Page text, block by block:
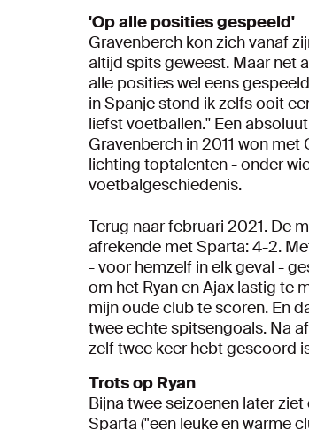
'Op alle posities gespeeld'
Gravenberch kon zich vanaf
altijd spits geweest. Maar net
alle posities wel eens
in Spanje stond ik zelfs ooit
liefst voetballen.'' Een
Gravenberch in 2011 won
lichting toptalenten - onder
voetbalgeschiedenis.
Terug naar februari 2021. De
afrekende met Sparta: 4-2.
- voor hemzelf in elk geval -
om het Ryan en Ajax lastig te
mijn oude club te scoren. En
twee echte spitsengoals. Na
zelf twee keer hebt gescoord
Trots op Ryan
Bijna twee seizoenen later
Sparta ("een leuke en warme